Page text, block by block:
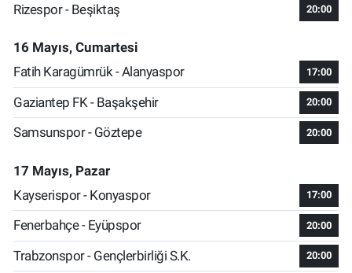
Rizespor - Beşiktaş
20:00
16 Mayıs, Cumartesi
Fatih Karagümrük - Alanyaspor
17:00
Gaziantep FK - Başakşehir 20:00
Samsunspor - Göztepe 20:00
17 Mayıs, Pazar
Kayserispor - Konyaspor
17:00
Fenerbahçe - Eyüpspor 20:00
Trabzonspor - Gençlerbirliği S.K. 20:00